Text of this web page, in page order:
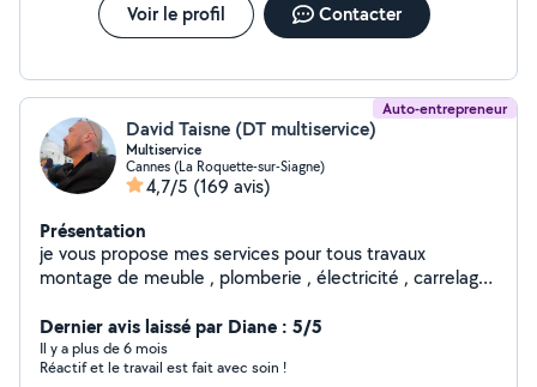
Voir le profil Contacter
Auto-entrepreneur
David Taisne (DT multiservice)
Multiservice
Cannes (La Roquette-sur-Siagne)
4,7/5 (169 avis)
Présentation
je vous propose mes services pour tous travaux
montage de meuble , plomberie , électricité , carrelage
cuisine, store et volet roulant porte de garage et
d'autres interventions. Ayant été directeur technique de
palace pendant plusieurs années , j intervient sur toutes
Dernier avis laissé par Diane : 5/5
Il y a plus de 6 mois
Réactif et le travail est fait avec soin !